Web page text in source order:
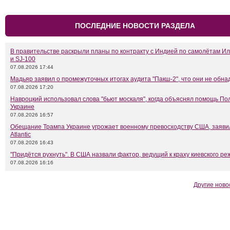
ПОСЛЕДНИЕ НОВОСТИ РАЗДЕЛА
В правительстве раскрыли планы по контракту с Индией по самолётам
и SJ-100
07.08.2026 17:44
Мадьяр заявил о промежуточных итогах аудита "Пакш-2", что они не
07.08.2026 17:20
Навроцкий использовал слова "бьют москаля", когда объяснял помощь
Украине
07.08.2026 16:57
Обещание Трампа Украине угрожает военному превосходству США,
Atlantic
07.08.2026 16:43
"Придётся рухнуть". В США назвали фактор, ведущий к краху киевского
07.08.2026 16:16
Другие